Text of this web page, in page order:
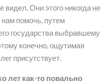
видел. Они этого никогда не
помочь, путем
государства выбравшему
конечно, ощутимая
присутствует.
лет как-то повально